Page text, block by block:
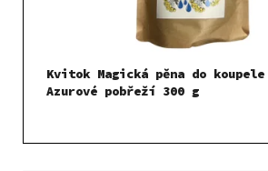
Kvitok Magická pěna do
Azurové pobřeží 300 g